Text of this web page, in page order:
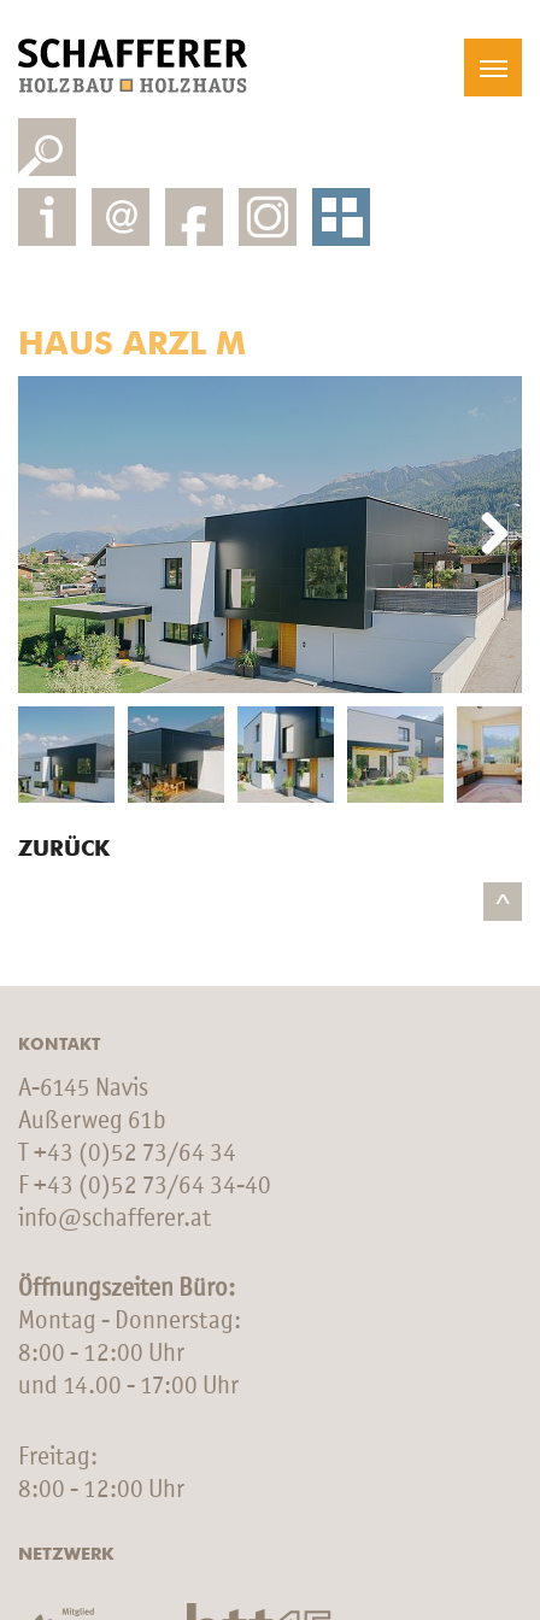
HAUS ARZL M
Next
ZURÜCK
^
KONTAKT
A-6145 Navis
Außerweg 61b
+43 (0)52 73/64 34
F +43 (0)52 73/64 34-40
info@schafferer.at
Öffnungszeiten Büro:
Montag - Donnerstag:
8:00 - 12:00 Uhr
und 14.00 - 17:00 Uhr
Freitag:
8:00 - 12:00 Uhr
NETZWERK